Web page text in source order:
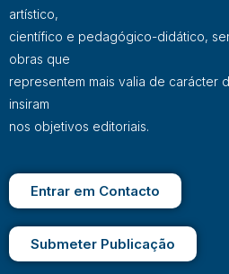
artístico,
científico e pedagógico-didático,
obras que
representem mais valia de carácter
insiram
nos objetivos editoriais.
Entrar em Contacto
Submeter Publicação